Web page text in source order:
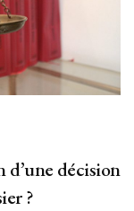
d’une décision
?